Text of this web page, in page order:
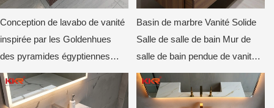
Conception de lavabo de vanité
inspirée par les Goldenhues
des pyramides égyptiennes
KKR-M8935
Basin de marbre Vanité Solide
Salle de salle de bain Mur de
salle de bain pendue de vanité
de pierre artificielle Évier